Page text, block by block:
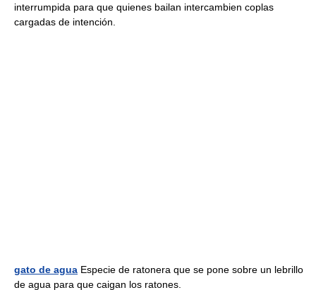
interrumpida para que quienes bailan intercambien coplas
cargadas de intención.
gato de agua Especie de ratonera que se pone sobre un lebrillo
de agua para que caigan los ratones.